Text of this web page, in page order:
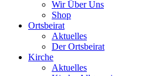
Wir Über Uns
Shop
Ortsbeirat
Aktuelles
Der Ortsbeirat
Kirche
Aktuelles